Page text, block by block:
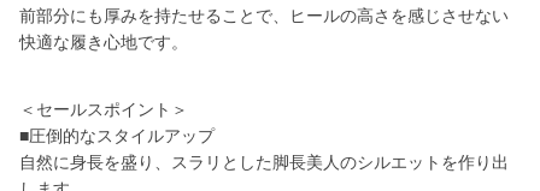
前部分にも厚みを持たせることで、ヒールの高さを感じさせない
快適な履き心地です。
＜セールスポイント＞
■圧倒的なスタイルアップ
自然に身長を盛り、スラリとした脚長美人のシルエットを作り出